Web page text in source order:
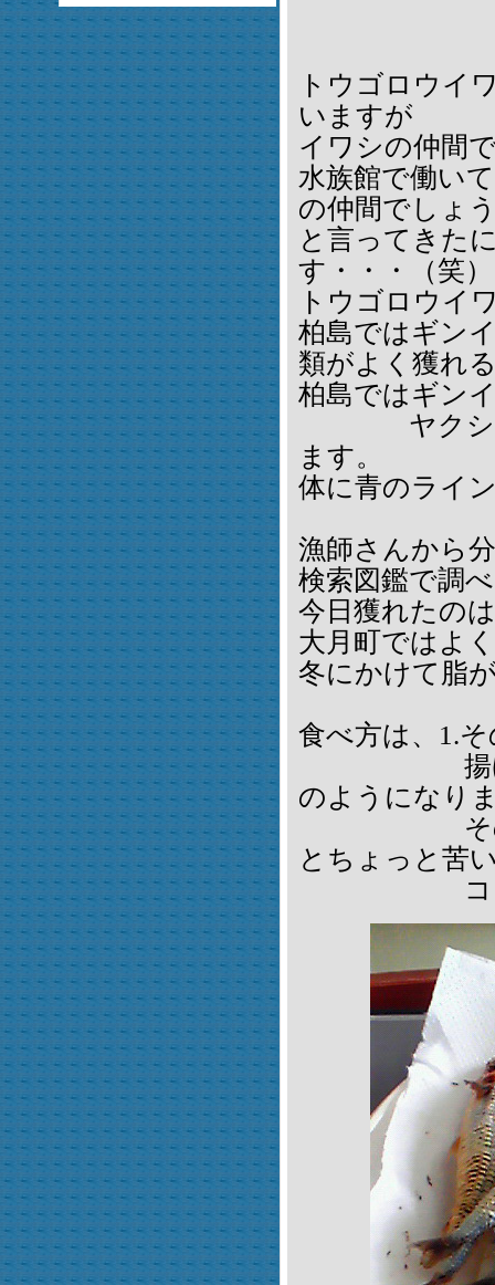
トウゴロウイ
いますが
イワシの仲間
水族館で働い
の仲間でしょ
と言ってきた
す・・・（笑）
トウゴロウイ
柏島ではギン
類がよく獲れ
柏島ではギン
ヤクシマイ
ます。
体に青のライ
漁師さんから
検索図鑑で調
今日獲れたの
大月町ではよ
冬にかけて脂
食べ方は、1.
揚げられ
のようになり
そのパリ
とちょっと苦
コラボ